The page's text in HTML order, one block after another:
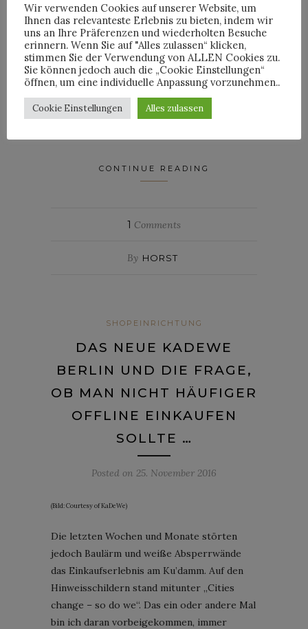
eingespart haben und statt aufwendiger
Dekorationen lieber einen Pappaufsteller
ins Fenster stellen. Schade, sind doch schon
als Kind viele Wünsche entstanden, wenn
man beim sonntäglichen Spaziergang die mit
Playmobil dekorierten Auslagen das
Highlight bildeten, oder? Warum sollte es
CONTINUE READING
1 Comments
By HORST
SHOPEINRICHTUNG
DAS NEUE KADEWE
BERLIN UND DIE FRAGE,
OB MAN NICHT HÄUFIGER
OFFLINE EINKAUFEN
SOLLTE …
Posted on 25. November 2016
(Bild: Courtesy of KaDeWe)
Die letzten Wochen und Monate störten
jedoch Baulärm und weiße Absperrwände
das Einkaufserlebnis am Ku’damm. Auf den
Hinweisschildern stand mitunter „Cities
change – so do we“. Das ein oder andere Mal
bin ich daran vorbeigekommen, immer
Wir verwenden Cookies auf unserer Website, um
Ihnen das relevanteste Erlebnis zu bieten, indem wir
uns an Ihre Präferenzen und wiederholten Besuche
erinnern. Wenn Sie auf "Alles zulassen“ klicken,
stimmen Sie der Verwendung von ALLEN Cookies zu.
Sie können jedoch auch die „Cookie Einstellungen“
öffnen, um eine individuelle Anpassung vorzunehmen..
Cookie Einstellungen Alles zulassen